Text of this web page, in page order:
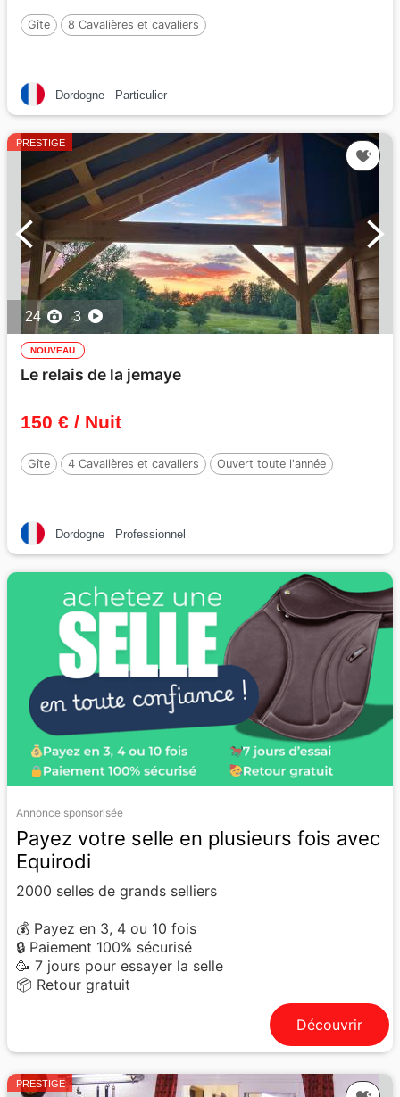
Gîte 8 Cavalières et cavaliers
Dordogne Particulier
PRESTIGE
24 3
NOUVEAU
Le relais de la jemaye
150 € / Nuit
Gîte 4 Cavalières et cavaliers Ouvert toute l'année
Dordogne Professionnel
Annonce sponsorisée
Payez votre selle en plusieurs fois avec
Equirodi
2000 selles de grands selliers
💰 Payez en 3, 4 ou 10 fois
🔒 Paiement 100% sécurisé
🥳 7 jours pour essayer la selle
📦 Retour gratuit
Découvrir
PRESTIGE